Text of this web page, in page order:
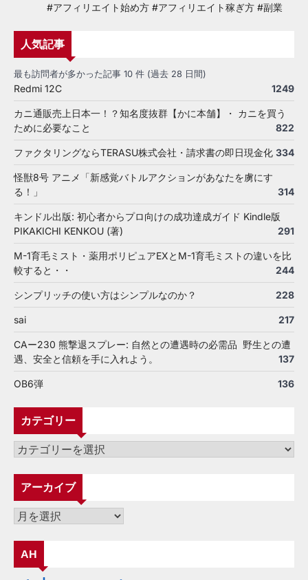
#アフィリエイト始め方 #アフィリエイト稼ぎ方 #副業
人気記事
最も訪問者が多かった記事 10 件 (過去 28 日間)
Redmi 12C 1249
カニ通販売上日本一！？知名度抜群【かに本舗】・ カニを買う
ために必要なこと
822
ファクタリングならTERASU株式会社・請求書の即日現金化 334
怪獣8号 アニメ「新感覚バトルアクションがあなたを虜にす
る！」
314
キンドル出版: 初心者からプロ向けの成功達成ガイド Kindle版
PIKAKICHI KENKOU (著)
291
M-1育毛ミスト・薬用ポリピュアEXとM-1育毛ミストの違いを比
較すると・・
244
シンプリッチの使い方はシンプルなのか？ 228
sai 217
CAー230 熊撃退スプレー: 自然との遭遇時の必需品 野生との遭
遇、安全と信頼を手に入れよう。
137
OB6弾 136
カテゴリー
カ
ゴ
リ
ー
アーカイブ
ア
カ
イ
AH